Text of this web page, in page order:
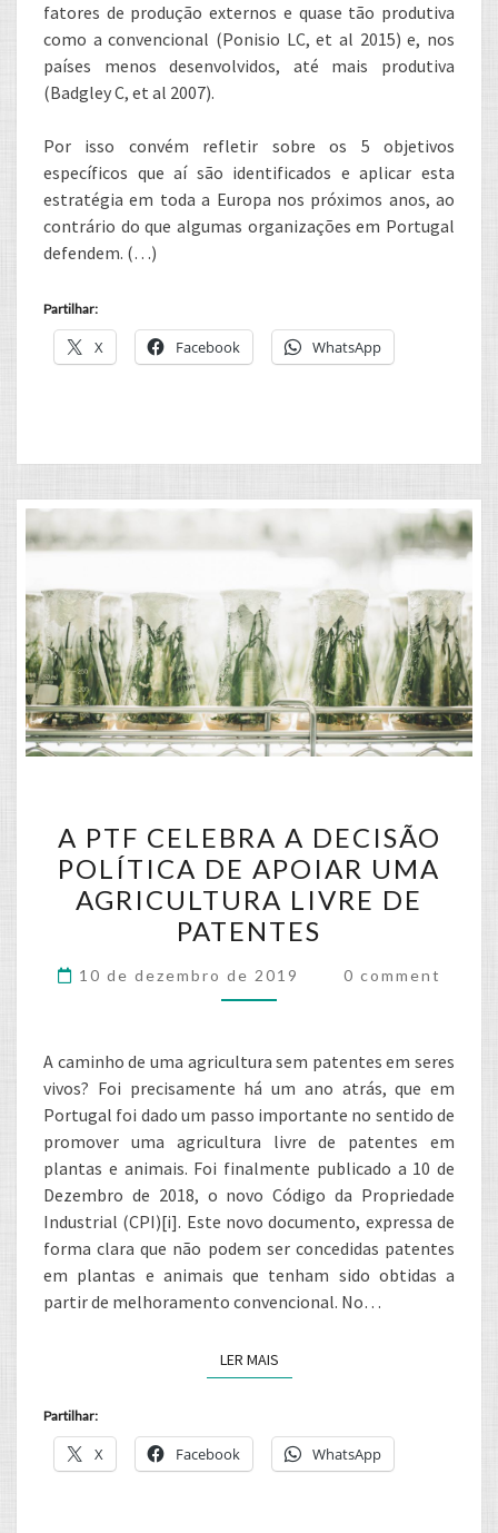
fatores de produção externos e quase tão produtiva
como a convencional (Ponisio LC, et al 2015) e, nos
países menos desenvolvidos, até mais produtiva
(Badgley C, et al 2007).
Por isso convém refletir sobre os 5 objetivos
específicos que aí são identificados e aplicar esta
estratégia em toda a Europa nos próximos anos, ao
contrário do que algumas organizações em Portugal
defendem. (…)
Partilhar:
X Facebook WhatsApp
PTF
CELEBRA
A
DECISÃO
DE
UMA
AGRICULTURA
LIVRE
DE
PATENTES
A PTF CELEBRA A DECISÃO
POLÍTICA DE APOIAR UMA
AGRICULTURA LIVRE DE
PATENTES
10 de dezembro de 2019 Comments
0 comment
A caminho de uma agricultura sem patentes em seres
vivos? Foi precisamente há um ano atrás, que em
Portugal foi dado um passo importante no sentido de
promover uma agricultura livre de patentes em
plantas e animais. Foi finalmente publicado a 10 de
Dezembro de 2018, o novo Código da Propriedade
Industrial (CPI)[i]. Este novo documento, expressa de
forma clara que não podem ser concedidas patentes
em plantas e animais que tenham sido obtidas a
partir de melhoramento convencional. No…
LER MAISLER MAIS
Partilhar:
X Facebook WhatsApp